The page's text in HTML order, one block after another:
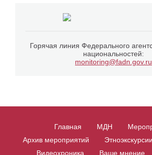
Горячая линия Федерального
национальностей:
monitoring@fadn.gov.ru
Главная МДН
Архив мероприятий
Этноэкскурсии
Видеохроника
Ваше мнение